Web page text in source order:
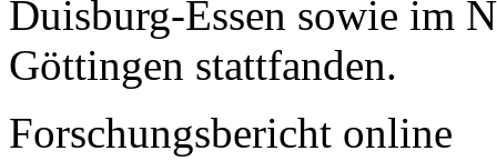
Duisburg-Essen sowie im
Göttingen stattfanden.
Forschungsbericht online